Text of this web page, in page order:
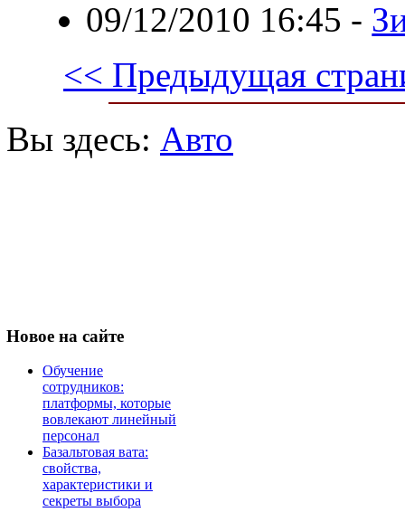
09/12/2010 16:45 -
<< Предыдущая
Вы здесь: Авто
Новое на сайте
Обучение
сотрудников:
платформы, которые
вовлекают линейный
персонал
Базальтовая вата:
свойства,
характеристики и
секреты выбора